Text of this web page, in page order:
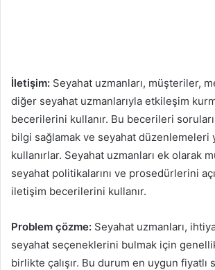
İletişim: Seyahat uzmanları, müşteriler,
diğer seyahat uzmanlarıyla etkileşim
becerilerini kullanır. Bu becerileri
bilgi sağlamak ve seyahat düzenlemeleri
kullanırlar. Seyahat uzmanları ek olarak
seyahat politikalarını ve prosedürlerini
iletişim becerilerini kullanır.
Problem çözme: Seyahat uzmanları,
seyahat seçeneklerini bulmak için
birlikte çalışır. Bu durum en uygun fiyatlı